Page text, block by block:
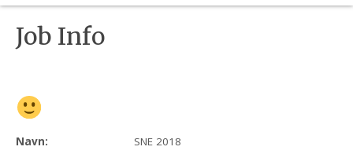
Job Info
Navn: SNE 2018